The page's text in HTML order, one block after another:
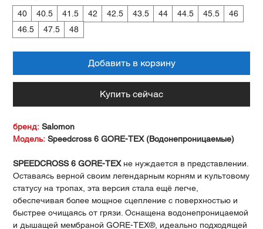
40
40.5 41.5 42 42.5 43.5 44 44.5 45.5
46
46.5
47.5 48
Добавить в корзину
Купить сейчас
бренд: Salomon
Модель:Speedcross 6 GORE-TEX (Водонепроницаемые)
SPEEDCROSS 6 GORE-TEXне нуждается в представлении.
Оставаясь верной своим легендарным корням и культовому
статусу на тропах, эта версия стала ещё легче,
обеспечивая более мощное сцепление с поверхностью и
быстрее очищаясь от грязи. Оснащена водонепроницаемой
и дышащей мембраной GORE-TEX®, идеально подходящей